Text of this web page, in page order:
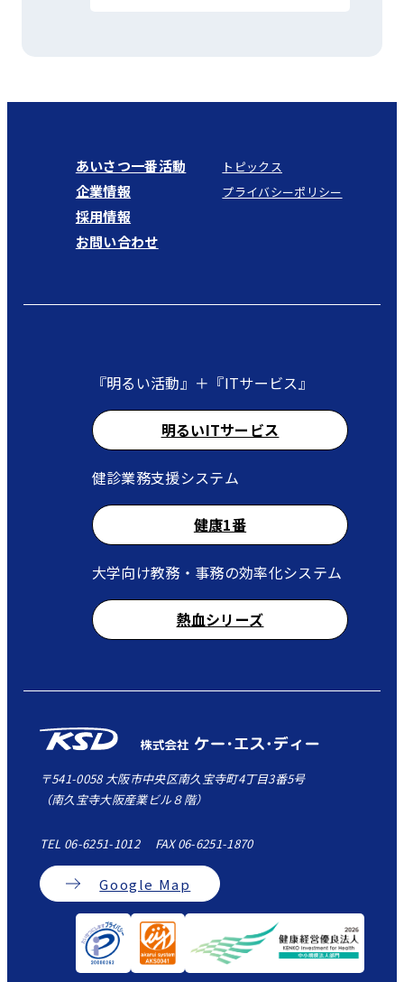
あいさつ一番活動
企業情報
採用情報
お問い合わせ
トピックス
プライバシーポリシー
『明るい活動』＋『ITサービス』
明るいITサービス
健診業務支援システム
健康1番
大学向け教務・事務の効率化システム
熱血シリーズ
〒541-0058 大阪市中央区南久宝寺町4丁目3番5号
（南久宝寺大阪産業ビル８階）
TEL 06-6251-1012 FAX 06-6251-1870
Google Map